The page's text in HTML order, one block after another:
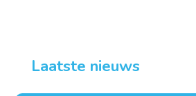
Laatste nieuws